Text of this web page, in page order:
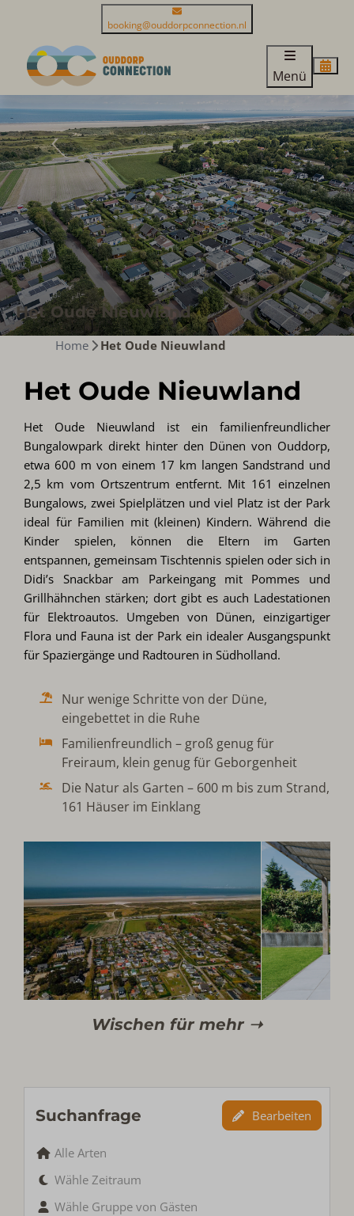
booking@ouddorpconnection.nl
Menü
Het Oude Nieuwland
Home Het Oude Nieuwland
Het Oude Nieuwland
Het Oude Nieuwland ist ein familienfreundlicher
Bungalowpark direkt hinter den Dünen von Ouddorp,
etwa 600 m von einem 17 km langen Sandstrand und
2,5 km vom Ortszentrum entfernt. Mit 161 einzelnen
Bungalows, zwei Spielplätzen und viel Platz ist der Park
ideal für Familien mit (kleinen) Kindern. Während die
Kinder spielen, können die Eltern im Garten
entspannen, gemeinsam Tischtennis spielen oder sich in
Didi’s Snackbar am Parkeingang mit Pommes und
Grillhähnchen stärken; dort gibt es auch Ladestationen
für Elektroautos. Umgeben von Dünen, einzigartiger
Flora und Fauna ist der Park ein idealer Ausgangspunkt
für Spaziergänge und Radtouren in Südholland.
Nur wenige Schritte von der Düne,
eingebettet in die Ruhe
Familienfreundlich – groß genug für
Freiraum, klein genug für Geborgenheit
Die Natur als Garten – 600 m bis zum Strand,
161 Häuser im Einklang
Wischen für mehr ➝
Suchanfrage Bearbeiten
Alle Arten
Wähle Zeitraum
Wähle Gruppe von Gästen